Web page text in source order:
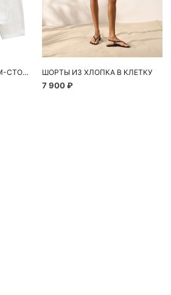
БОМБЕР С ВОРОТНИКОМ-СТОЙКОЙ ШОРТЫ ИЗ ХЛОПКА В КЛЕТКУ
7 900 ₽